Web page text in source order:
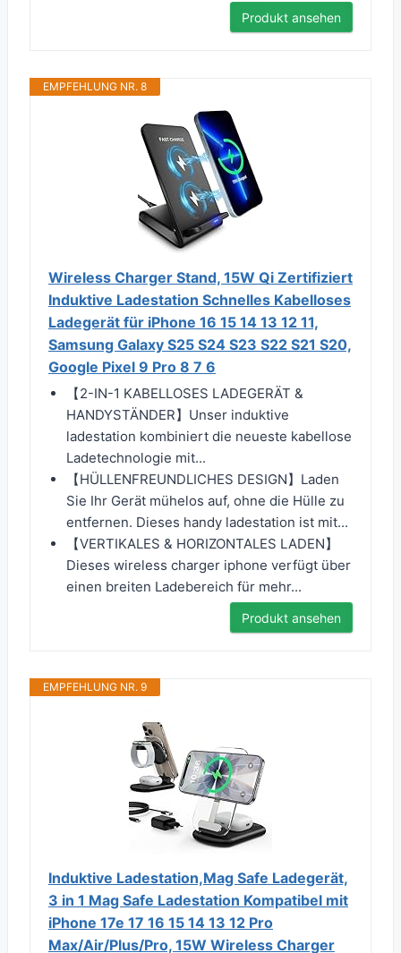
Produkt ansehen
EMPFEHLUNG NR. 8
Wireless Charger Stand, 15W Qi Zertifiziert
Induktive Ladestation Schnelles Kabelloses
Ladegerät für iPhone 16 15 14 13 12 11,
Samsung Galaxy S25 S24 S23 S22 S21 S20,
Google Pixel 9 Pro 8 7 6
【2-IN-1 KABELLOSES LADEGERÄT &
HANDYSTÄNDER】Unser induktive
ladestation kombiniert die neueste kabellose
Ladetechnologie mit...
【HÜLLENFREUNDLICHES DESIGN】Laden
Sie Ihr Gerät mühelos auf, ohne die Hülle zu
entfernen. Dieses handy ladestation ist mit...
【VERTIKALES & HORIZONTALES LADEN】
Dieses wireless charger iphone verfügt über
einen breiten Ladebereich für mehr...
Produkt ansehen
EMPFEHLUNG NR. 9
Induktive Ladestation,Mag Safe Ladegerät,
3 in 1 Mag Safe Ladestation Kompatibel mit
iPhone 17e 17 16 15 14 13 12 Pro
Max/Air/Plus/Pro, 15W Wireless Charger